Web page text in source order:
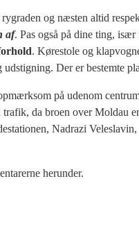
og næsten altid
af. Pas også på dine ting, især
. Kørestole og
Der er bestemte
på udenom
da broen over Moldau
Nadrazi
herunder.